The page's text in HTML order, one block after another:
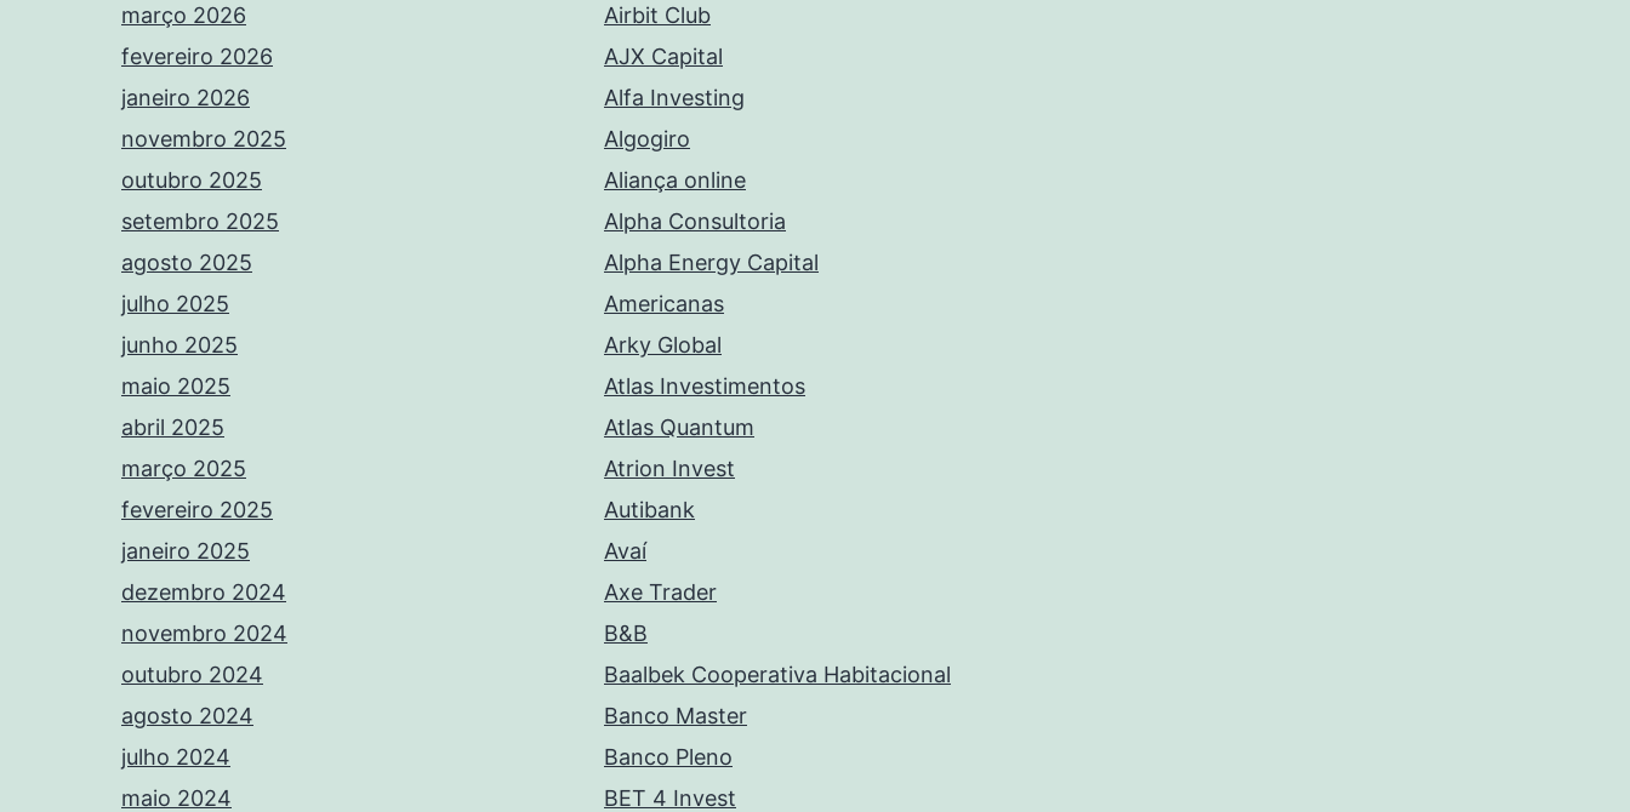
março 2026
fevereiro 2026
janeiro 2026
novembro 2025
outubro 2025
setembro 2025
agosto 2025
julho 2025
junho 2025
maio 2025
abril 2025
março 2025
fevereiro 2025
janeiro 2025
dezembro 2024
novembro 2024
outubro 2024
agosto 2024
julho 2024
maio 2024
Airbit Club
AJX Capital
Alfa Investing
Algogiro
Aliança online
Alpha Consultoria
Alpha Energy Capital
Americanas
Arky Global
Atlas Investimentos
Atlas Quantum
Atrion Invest
Autibank
Avaí
Axe Trader
B&B
Baalbek Cooperativa Habitacional
Banco Master
Banco Pleno
BET 4 Invest